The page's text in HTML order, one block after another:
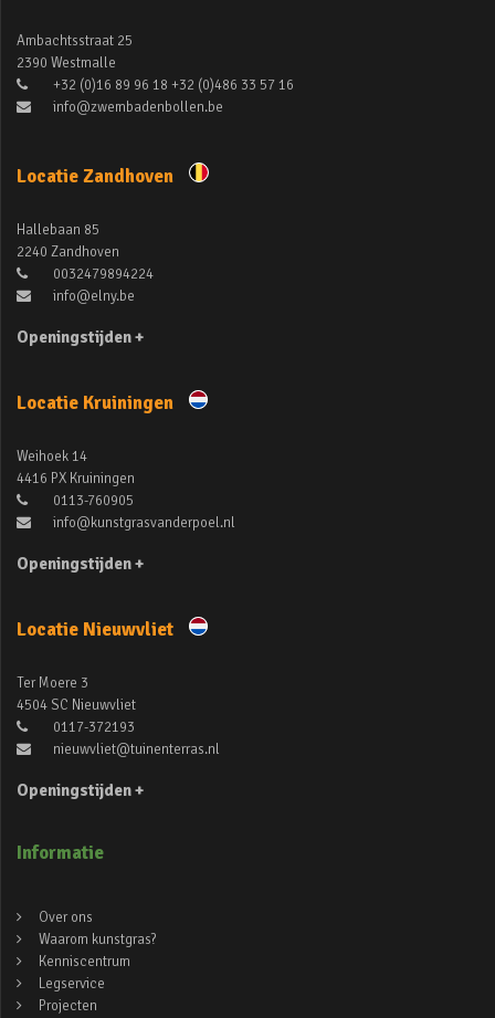
Ambachtsstraat 25
2390 Westmalle
+32 (0)16 89 96 18 +32 (0)486 33 57 16
info@zwembadenbollen.be
Locatie Zandhoven
Hallebaan 85
2240 Zandhoven
0032479894224
info@elny.be
Openingstijden +
Locatie Kruiningen
Weihoek 14
4416 PX Kruiningen
0113-760905
info@kunstgrasvanderpoel.nl
Openingstijden +
Locatie Nieuwvliet
Ter Moere 3
4504 SC Nieuwvliet
0117-372193
nieuwvliet@tuinenterras.nl
Openingstijden +
Informatie
Over ons
Waarom kunstgras?
Kenniscentrum
Legservice
Projecten